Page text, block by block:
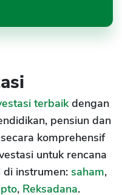
terbaikdengan
pensiun dan
komprehensif
untuk rencana
di instrumen: saham,
, Reksadana.